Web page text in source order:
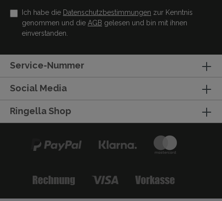
Ich habe die Datenschutzbestimmungen zur Kenntnis
genommen und die AGB gelesen und bin mit ihnen
einverstanden.
Service-Nummer
Social Media
Ringella Shop